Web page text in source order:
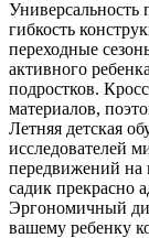
Универсальность
гибкость
переходные
активного
подростков.
материалов,
Летняя детская
исследователей
передвижений на
садик прекрасно
Эргономичный
вашему ребенку